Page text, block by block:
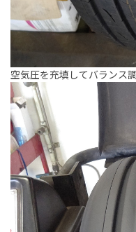
空気圧を充填してバランス